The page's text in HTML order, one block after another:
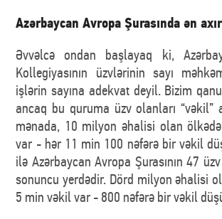
Azərbaycan Avropa Şurasında ən
Əvvəlcə ondan başlayaq ki,
Kollegiyasının üzvlərinin sayı
işlərin sayına adekvat deyil. Bizim
ancaq bu quruma üzv olanları “vəkil”
mənada, 10 milyon əhalisi olan
var - hər 11 min 100 nəfərə bir vəkil
ilə Azərbaycan Avropa Şurasının 47
sonuncu yerdədir. Dörd milyon əhalisi
5 min vəkil var - 800 nəfərə bir vəkil